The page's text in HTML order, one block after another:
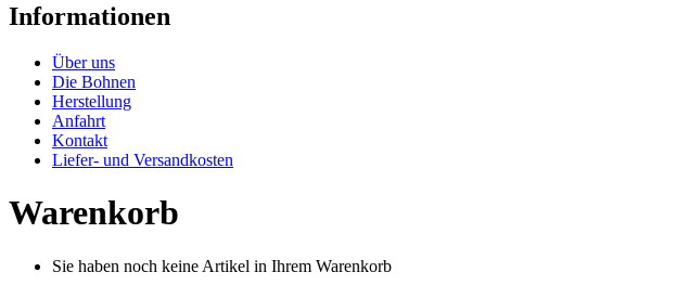
Informationen
Über uns
Die Bohnen
Herstellung
Anfahrt
Kontakt
Liefer- und Versandkosten
Warenkorb
Sie haben noch keine Artikel in Ihrem Warenkorb